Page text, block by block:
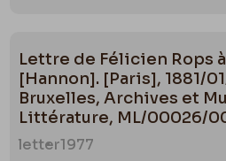
Lettre de Félicien Rops
[Hannon]. [Paris], 1881/
Bruxelles, Archives et
Littérature, ML/00026/
letter1977